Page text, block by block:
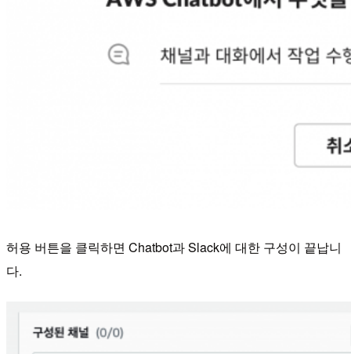
허용 버튼을 클릭하면 Chatbot과 Slack에 대한 구성이 끝납니
다.